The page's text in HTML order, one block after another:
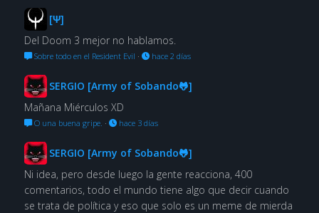
[Ψ]
Del Doom 3 mejor no hablamos.
Sobre todo en el Resident Evil · hace 2 días
SERGIO [Army of Sobando🐸]
Mañana Miérculos XD
O una buena gripe. · hace 3 días
SERGIO [Army of Sobando🐸]
Ni idea, pero desde luego la gente reacciona, 400
comentarios, todo el mundo tiene algo que decir cuando
se trata de política y eso que solo es un meme de mierda